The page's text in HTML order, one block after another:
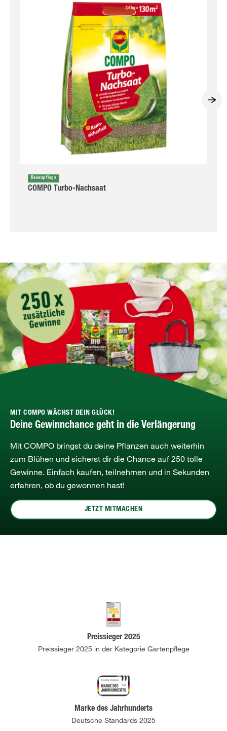
Rasenpflege
COMPO Turbo-Nachsaat
MIT COMPO WÄCHST DEIN GLÜCK!
Deine Gewinnchance geht in die Verlängerung
Mit COMPO bringst du deine Pflanzen auch weiterhin
zum Blühen und sicherst dir die Chance auf 250 tolle
Gewinne. Einfach kaufen, teilnehmen und in Sekunden
erfahren, ob du gewonnen hast!
JETZT MITMACHEN
Preissieger 2025
Preissieger 2025 in der Kategorie Gartenpflege
Marke des Jahrhunderts
Deutsche Standards 2025